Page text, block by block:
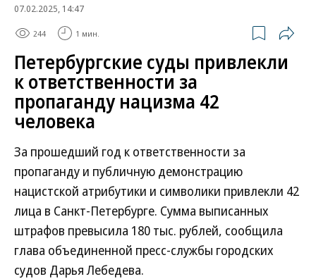
07.02.2025, 14:47
244 1 мин.
Петербургские суды привлекли
к ответственности за
пропаганду нацизма 42
человека
За прошедший год к ответственности за
пропаганду и публичную демонстрацию
нацистской атрибутики и символики привлекли 42
лица в Санкт-Петербурге. Сумма выписанных
штрафов превысила 180 тыс. рублей, сообщила
глава объединенной пресс-службы городских
судов Дарья Лебедева.